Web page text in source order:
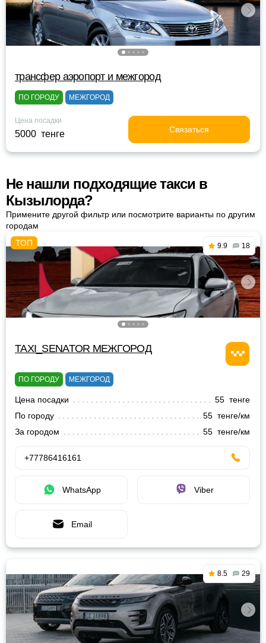
трансфер аэропорт и межгород
ПО ГОРОДУ МЕЖГОРОД
Цена посадки
5000 тенге Связаться
Не нашли подходящие такси в
Кызылорда?
Примените другой фильтр или посмотрите варианты по другим
городам
9.9 18
TAXI_SENATOR МЕЖГОРОД
ПО ГОРОДУ МЕЖГОРОД
Цена посадки
55 тенге
По городу
55 тенге/км
За городом
55 тенге/км
+77786416161
WhatsApp Viber
Email
8.5 29